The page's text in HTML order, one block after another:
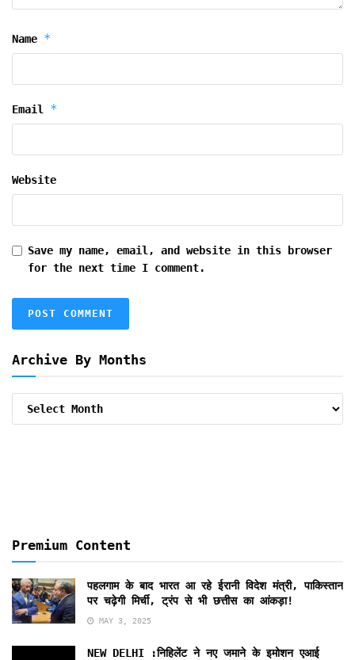
Name *
Email *
Website
Save my name, email, and website in this browser
for the next time I comment.
Archive By Months
Premium Content
पहलगाम के बाद भारत आ रहे ईरानी विदेश मंत्री, पाकिस्तान
पर चढ़ेगी मिर्ची, ट्रंप से भी छत्तीस का आंकड़ा!
MAY 3, 2025
NEW DELHI :निहिलेंट ने नए जमाने के इमोशन एआई